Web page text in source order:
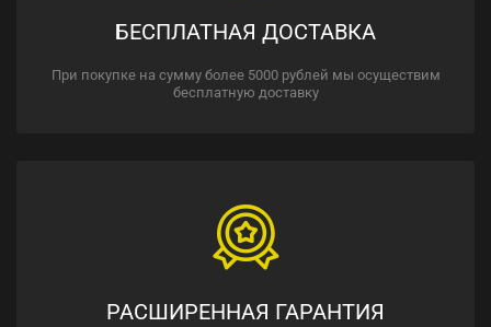
БЕСПЛАТНАЯ ДОСТАВКА
При покупке на сумму более 5000 рублей мы осуществим
бесплатную доставку
РАСШИРЕННАЯ ГАРАНТИЯ